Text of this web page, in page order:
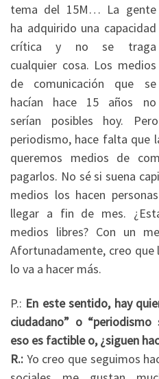
tema del 15M… La gente
ha adquirido una capacidad
crítica y no se traga
cualquier cosa. Los medios
de comunicación que se
hacían hace 15 años no
serían posibles hoy.
periodismo, hace falta que
queremos medios de
pagarlos. No sé si suena
medios los hacen
llegar a fin de mes.
medios libres? Con un
Afortunadamente, creo
lo va a hacer más.
P.: En este sentido, hay
ciudadano” o “periodismo
eso es factible o, ¿siguen
R.: Yo creo que seguimos